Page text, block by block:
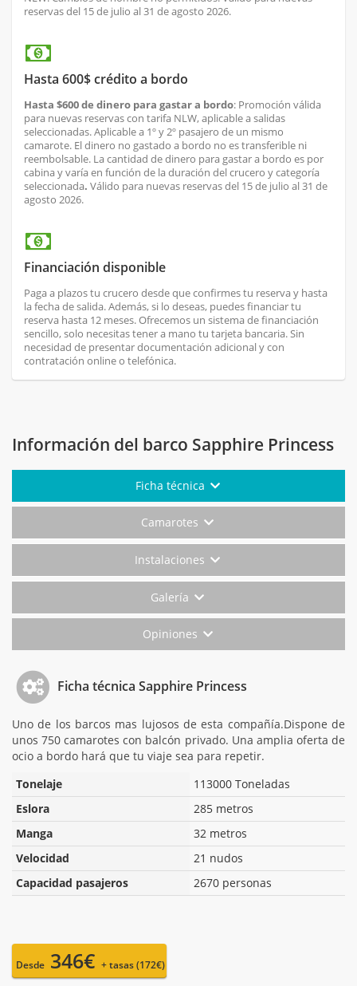
reservas del 15 de julio al 31 de agosto 2026.
Hasta 600$ crédito a bordo
Hasta $600 de dinero para gastar a bordo: Promoción válida
para nuevas reservas con tarifa NLW, aplicable a salidas
seleccionadas. Aplicable a 1º y 2º pasajero de un mismo
camarote. El dinero no gastado a bordo no es transferible ni
reembolsable. La cantidad de dinero para gastar a bordo es por
cabina y varía en función de la duración del crucero y categoría
seleccionada. Válido para nuevas reservas del 15 de julio al 31 de
agosto 2026.
Financiación disponible
Paga a plazos tu crucero desde que confirmes tu reserva y hasta
la fecha de salida. Además, si lo deseas, puedes financiar tu
reserva hasta 12 meses. Ofrecemos un sistema de financiación
sencillo, solo necesitas tener a mano tu tarjeta bancaria. Sin
necesidad de presentar documentación adicional y con
contratación online o telefónica.
Información del barco Sapphire Princess
Ficha técnica
Camarotes
Instalaciones
Galería
Opiniones
Ficha técnica Sapphire Princess
Uno de los barcos mas lujosos de esta compañía.Dispone de
unos 750 camarotes con balcón privado. Una amplia oferta de
ocio a bordo hará que tu viaje sea para repetir.
Tonelaje
113000 Toneladas
Eslora
285 metros
Manga
32 metros
Velocidad
21 nudos
Capacidad pasajeros
2670 personas
Desde 346€ + tasas (172€)